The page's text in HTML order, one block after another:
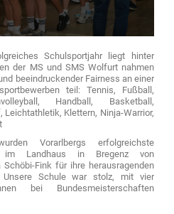
Schulsportjahr liegt hinter
der MS und SMS Wolfurt nahmen
beeindruckender Fairness an einer
teil: Tennis, Fußball,
Handball, Basketball,
Leichtathletik, Klettern, Ninja-Warrior,
Vorarlbergs erfolgreichste
im Landhaus in Bregenz von
Schöbi-Fink für ihre herausragenden
Unsere Schule war stolz, mit vier
bei Bundesmeisterschaften